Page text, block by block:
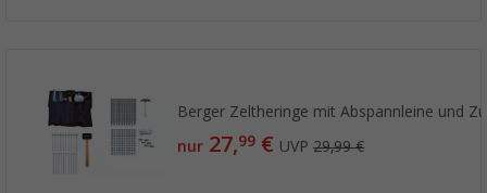
Berger Zeltheringe mit Abspannleine und
nur 27,99 € UVP29,99 €